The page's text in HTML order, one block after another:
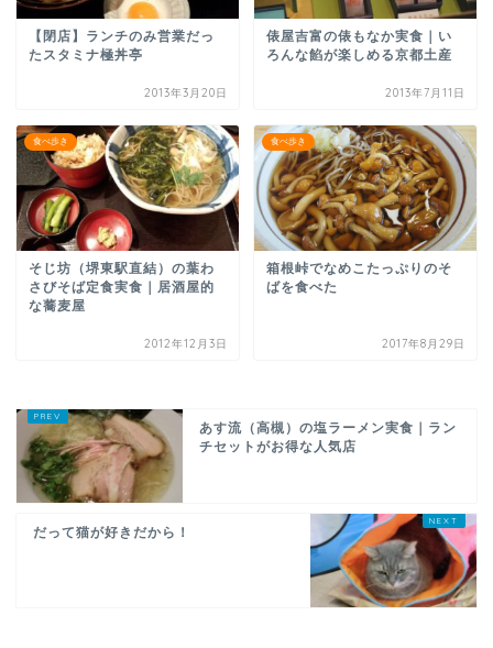
【閉店】ランチのみ営業だっ
たスタミナ極丼亭
2013年3月20日
俵屋吉富の俵もなか実食｜い
ろんな餡が楽しめる京都土産
2013年7月11日
食べ歩き
そじ坊（堺東駅直結）の葉わ
さびそば定食実食｜居酒屋的
な蕎麦屋
2012年12月3日
食べ歩き
箱根峠でなめこたっぷりのそ
ばを食べた
2017年8月29日
あす流（高槻）の塩ラーメン実食｜ラン
チセットがお得な人気店
だって猫が好きだから！